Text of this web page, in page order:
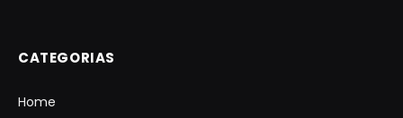
CATEGORIAS
Home